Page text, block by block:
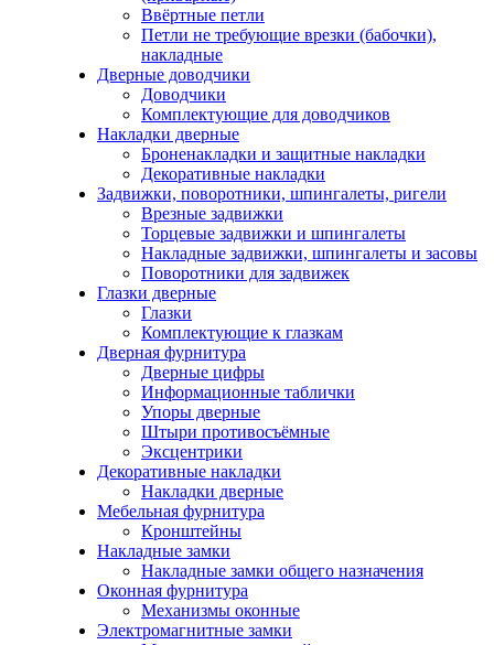
Ввёртные петли
Петли не требующие врезки (бабочки),
накладные
Дверные доводчики
Доводчики
Комплектующие для доводчиков
Накладки дверные
Броненакладки и защитные накладки
Декоративные накладки
Задвижки, поворотники, шпингалеты, ригели
Врезные задвижки
Торцевые задвижки и шпингалеты
Накладные задвижки, шпингалеты и засовы
Поворотники для задвижек
Глазки дверные
Глазки
Комплектующие к глазкам
Дверная фурнитура
Дверные цифры
Информационные таблички
Упоры дверные
Штыри противосъёмные
Эксцентрики
Декоративные накладки
Накладки дверные
Мебельная фурнитура
Кронштейны
Накладные замки
Накладные замки общего назначения
Оконная фурнитура
Механизмы оконные
Электромагнитные замки